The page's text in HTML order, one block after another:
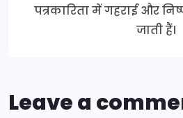
पत्रकारिता में गहराई और
जाती हैं।
Leave a